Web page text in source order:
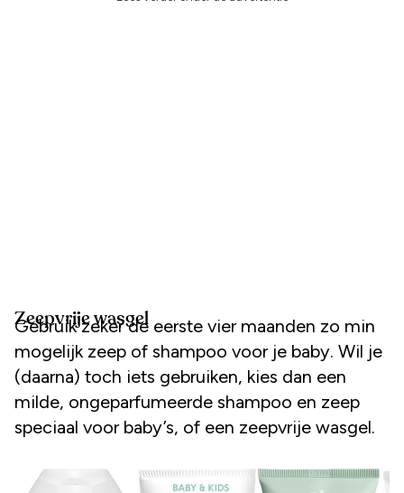
Zeepvrije wasgel
Gebruik zeker de eerste vier maanden zo min
mogelijk zeep of shampoo voor je baby. Wil je
(daarna) toch iets gebruiken, kies dan een
milde, ongeparfumeerde shampoo en zeep
speciaal voor baby’s, of een zeepvrije wasgel.